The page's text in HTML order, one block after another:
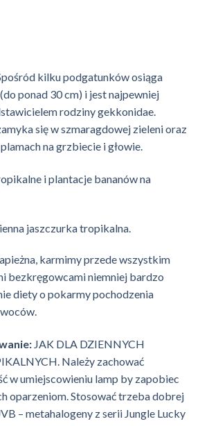
kilku podgatunków osiąga
ponad 30 cm) i jest najpewniej
rodziny gekkonidae.
się w szmaragdowej zieleni oraz
na grzbiecie i głowie.
i plantacje bananów na
jaszczurka tropikalna.
karmimy przede wszystkim
bezkręgowcami niemniej bardzo
diety o pokarmy pochodzenia
JAK DLA DZIENNYCH
Należy zachować
w umiejscowieniu lamp by zapobiec
oparzeniom. Stosować trzeba dobrej
– metahalogeny z serii Jungle Lucky